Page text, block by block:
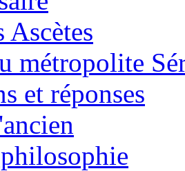
Ascètes
métropolite
et réponses